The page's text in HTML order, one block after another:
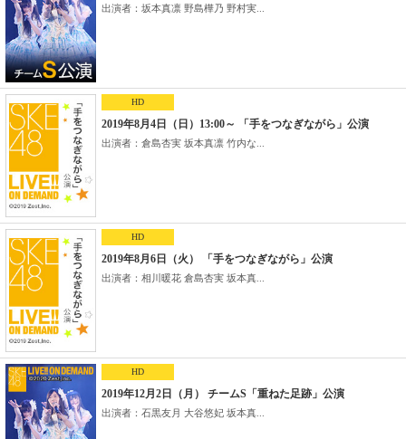
出演者：坂本真凛 野島樺乃 野村実...
HD
2019年8月4日（日）13:00～ 「手をつなぎながら」公演
出演者：倉島杏実 坂本真凛 竹内な...
HD
2019年8月6日（火） 「手をつなぎながら」公演
出演者：相川暖花 倉島杏実 坂本真...
HD
2019年12月2日（月） チームS「重ねた足跡」公演
出演者：石黒友月 大谷悠妃 坂本真...